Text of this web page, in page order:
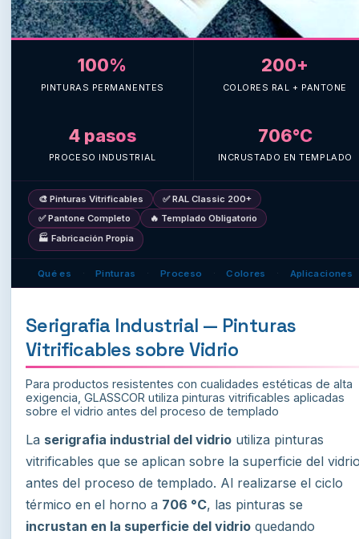
100%
PINTURAS PERMANENTES
200+
COLORES RAL + PANTONE
4 pasos
PROCESO INDUSTRIAL
706°C
INCRUSTADO EN TEMPLADO
🎨 Pinturas Vitrificables
✅ RAL Classic 200+
✅ Pantone Completo
🔥 Templado Obligatorio
🏭 Fabricación Propia
Qué es · Pinturas · Proceso · Colores · Aplicaciones
Serigrafia Industrial — Pinturas
Vitrificables sobre Vidrio
Para productos resistentes con cualidades estéticas de alta
exigencia, GLASSCOR utiliza pinturas vitrificables aplicadas
sobre el vidrio antes del proceso de templado
La serigrafia industrial del vidrio utiliza pinturas
vitrificables que se aplican sobre la superficie del
antes del proceso de templado. Al realizarse el ciclo
térmico en el horno a 706 °C, las pinturas se
incrustan en la superficie del vidrio quedando